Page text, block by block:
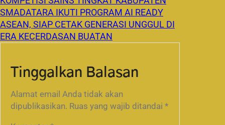
SMADATARA IKUTI PROGRAM AI READY
ASEAN, SIAP CETAK GENERASI UNGGUL DI
ERA KECERDASAN BUATAN
Tinggalkan Balasan
Alamat email Anda tidak akan
dipublikasikan. Ruas yang wajib ditandai *